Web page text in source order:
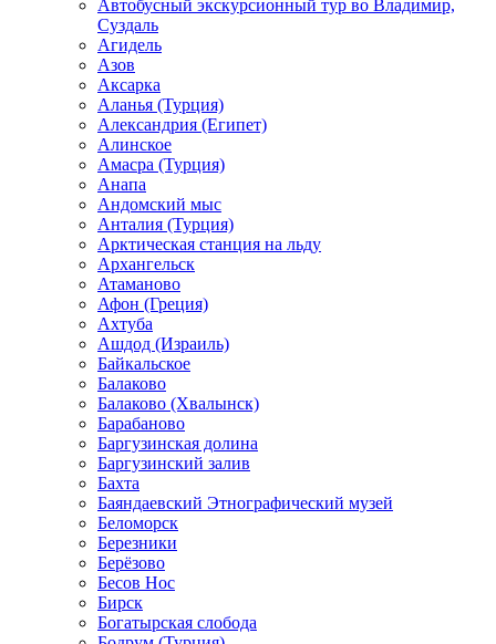
Автобусный экскурсионный тур во Владимир,
Суздаль
Агидель
Азов
Аксарка
Аланья (Турция)
Александрия (Египет)
Алинское
Амасра (Турция)
Анапа
Андомский мыс
Анталия (Турция)
Арктическая станция на льду
Архангельск
Атаманово
Афон (Греция)
Ахтуба
Ашдод (Израиль)
Байкальское
Балаково
Балаково (Хвалынск)
Барабаново
Баргузинская долина
Баргузинский залив
Бахта
Баяндаевский Этнографический музей
Беломорск
Березники
Берёзово
Бесов Нос
Бирск
Богатырская слобода